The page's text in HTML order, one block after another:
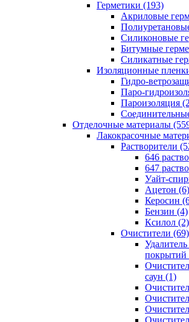
Герметики (193)
Акриловые
Силиконовые
Битумные
Силикатные
Изоляционные
Гидро-
Паро-
Пароизоляция
Отделочные материалы
Лакокрасочные
Растворители
646
647
Уайт-
Ацетон (6)
Керосин
Бензин (4)
Ксилол (2)
Очистители (69)
покрытий
саун (1)